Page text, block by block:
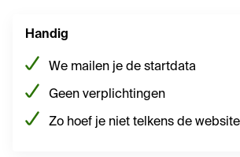
Handig
We mailen je de startdata
Geen verplichtingen
Zo hoef je niet telkens de